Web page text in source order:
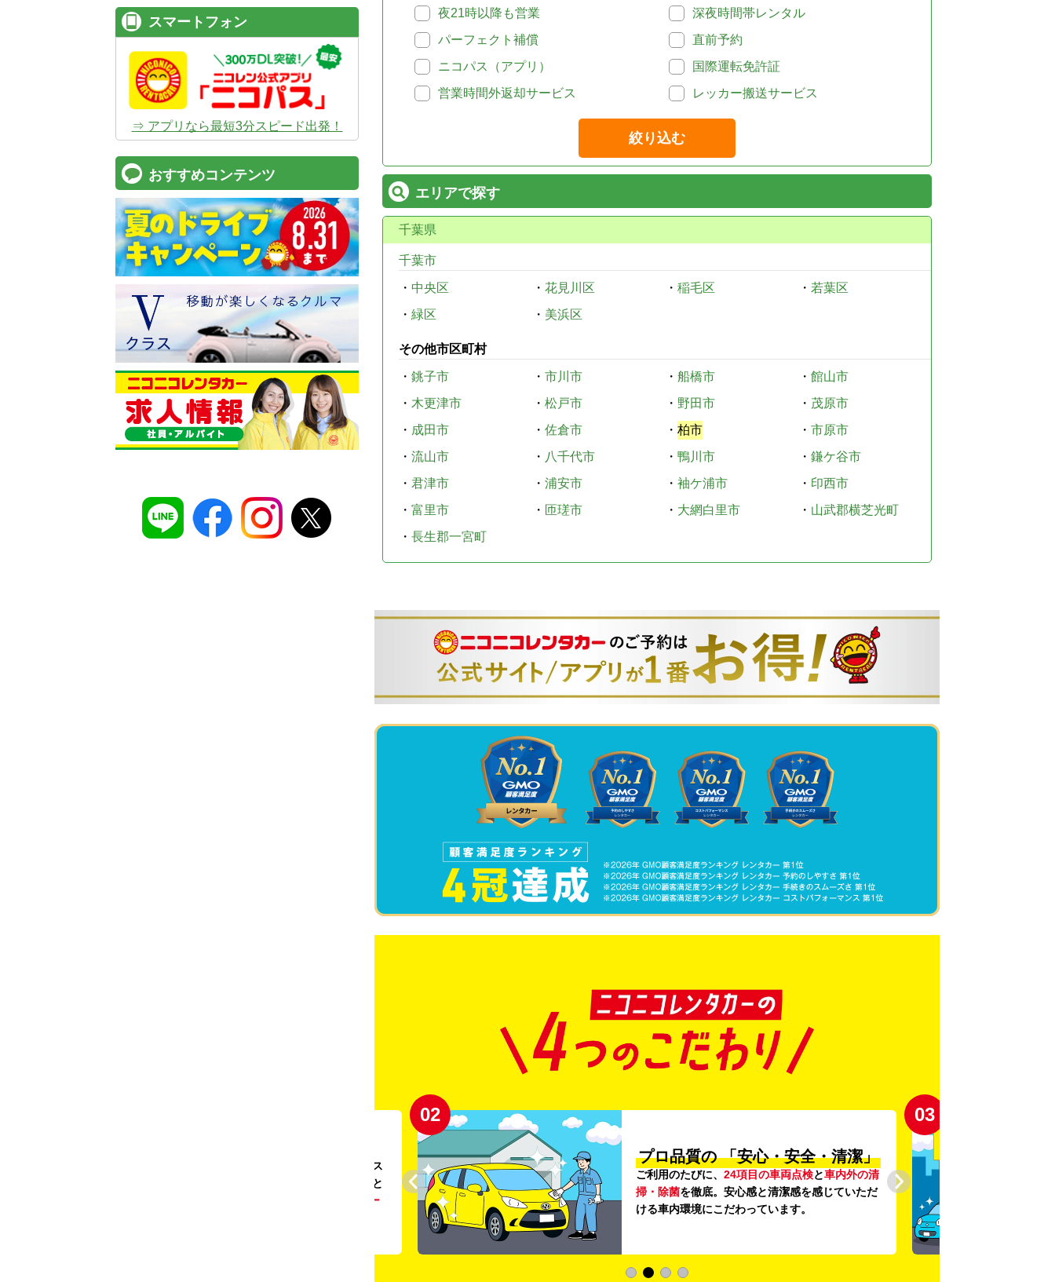
夜21時以降も営業
深夜時間帯レンタル
パーフェクト補償
直前予約
ニコパス（アプリ）
国際運転免許証
営業時間外返却サービス
レッカー搬送サービス
絞り込む
エリアで探す
千葉県
千葉市
・ 中央区 ・ 花見川区 ・ 稲毛区 ・ 若葉区
・ 緑区 ・ 美浜区
その他市区町村
・ 銚子市 ・ 市川市 ・ 船橋市 ・ 館山市
・ 木更津市 ・ 松戸市 ・ 野田市 ・ 茂原市
・ 成田市 ・ 佐倉市 ・ 柏市 ・ 市原市
・ 流山市 ・ 八千代市 ・ 鴨川市 ・ 鎌ケ谷市
・ 君津市 ・ 浦安市 ・ 袖ケ浦市 ・ 印西市
・ 富里市 ・ 匝瑳市 ・ 大網白里市 ・ 山武郡横芝光町
・ 長生郡一宮町
。ガソリンス
タンドや整備工場の既存インフラを活用すること
リー
02
プロ品質の 「安心・安全・清潔」
ご利用のたびに、 24項目の車両点検と車内外の清
掃・除菌を徹底。安心感と清潔感を感じていただ
ける車内環境にこだわっています。
03
スマートフォン
⇒ アプリなら最短3分スピード出発！
おすすめコンテンツ